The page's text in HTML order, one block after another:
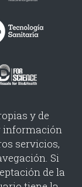
y de
información
servicios,
Si
de la